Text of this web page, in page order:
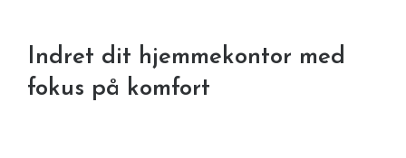
Indret dit hjemmekontor med
fokus på komfort